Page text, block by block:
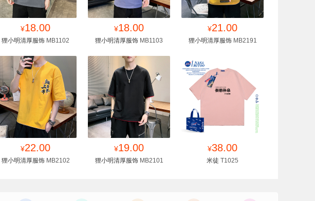
找同款 收藏
¥18.00
狸小明清厚服饰 MB1102
找同款 收藏
¥18.00
狸小明清厚服饰 MB1103
找同款 收藏
¥21.00
狸小明清厚服饰MB2191
找同款 收藏
¥22.00
狸小明清厚服饰MB2102
找同款 收藏
¥19.00
狸小明清厚服饰MB2101
找同款 收藏
¥38.00
米徒 T1025